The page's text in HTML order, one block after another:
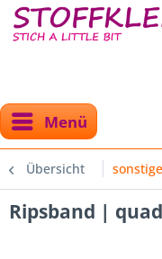
Menü
Übersicht sonstige
Ripsband |